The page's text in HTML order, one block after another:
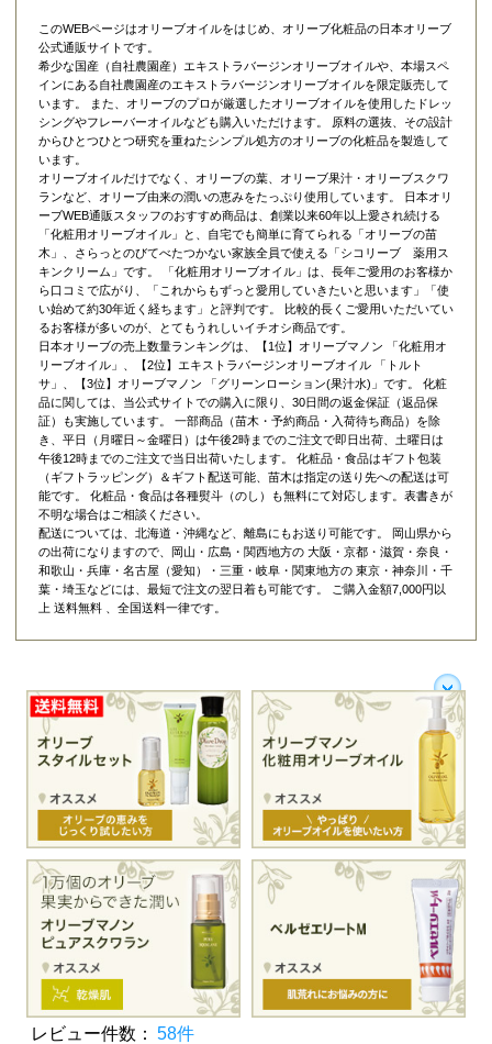
このWEBページはオリーブオイルをはじめ、オリーブ化粧品の日本オリーブ
公式通販サイトです。
希少な国産（自社農園産）エキストラバージンオリーブオイルや、本場スペ
インにある自社農園産のエキストラバージンオリーブオイルを限定販売して
います。 また、オリーブのプロが厳選したオリーブオイルを使用したドレッ
シングやフレーバーオイルなども購入いただけます。 原料の選抜、その設計
からひとつひとつ研究を重ねたシンプル処方のオリーブの化粧品を製造して
います。
オリーブオイルだけでなく、オリーブの葉、オリーブ果汁・オリーブスクワ
ランなど、オリーブ由来の潤いの恵みをたっぷり使用しています。 日本オリ
ーブWEB通販スタッフのおすすめ商品は、創業以来60年以上愛され続ける
「化粧用オリーブオイル 」と、自宅でも簡単に育てられる「オリーブの苗
木 」、さらっとのびてべたつかない家族全員で使える「シコリーブ 薬用ス
キンクリーム 」です。 「化粧用オリーブオイル」は、長年ご愛用のお客様か
ら口コミで広がり、「これからもずっと愛用していきたいと思います」「使
い始めて約30年近く経ちます」と評判です。 比較的長くご愛用いただいてい
るお客様が多いのが、とてもうれしいイチオシ商品です。
日本オリーブの売上数量ランキングは、【1位】オリーブマノン 「化粧用オ
リーブオイル 」、【2位】 エキストラバージンオリーブオイル 「トルト
サ」
、【3位】 オリーブマノン 「グリーンローション(果汁水)」 です。 化粧
品に関しては、当公式サイトでの購入に限り、 30日間の返金保証（返品保
証）
も実施しています。 一部商品（苗木・予約商品・入荷待ち商品）を除
き、平日（月曜日～金曜日）は午後2時までのご注文で即日出荷、土曜日は
午後12時までのご注文で当日出荷いたします。 化粧品・食品はギフト包装
（ギフトラッピング）＆ギフト配送可能、苗木は指定の送り先への配送は可
能です。 化粧品・食品は各種熨斗（のし）も無料にて対応します。表書きが
不明な場合はご相談ください。
配送については、北海道・沖縄など、離島にもお送り可能です。 岡山県から
の出荷になりますので、岡山・広島・関西地方の 大阪・京都・滋賀・奈良・
和歌山・兵庫・名古屋（愛知）・三重・岐阜・関東地方の 東京・神奈川・千
葉・埼玉などには、最短で注文の翌日着も可能です。 ご購入金額7,000円以
上 送料無料 、全国送料一律です。
レビュー件数： 58件